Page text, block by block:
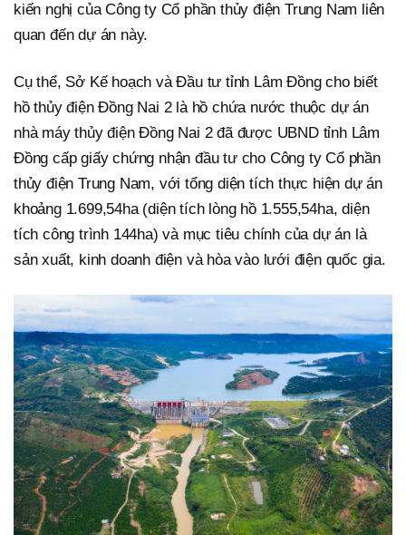
kiến nghị của Công ty Cổ phần thủy điện Trung Nam liên
quan đến dự án này.
Cụ thể, Sở Kế hoạch và Đầu tư tỉnh Lâm Đồng cho biết
hồ thủy điện Đồng Nai 2 là hồ chứa nước thuộc dự án
nhà máy thủy điện Đồng Nai 2 đã được UBND tỉnh Lâm
Đồng cấp giấy chứng nhận đầu tư cho Công ty Cổ phần
thủy điện Trung Nam, với tổng diện tích thực hiện dự án
khoảng 1.699,54ha (diện tích lòng hồ 1.555,54ha, diện
tích công trình 144ha) và mục tiêu chính của dự án là
sản xuất, kinh doanh điện và hòa vào lưới điện quốc gia.